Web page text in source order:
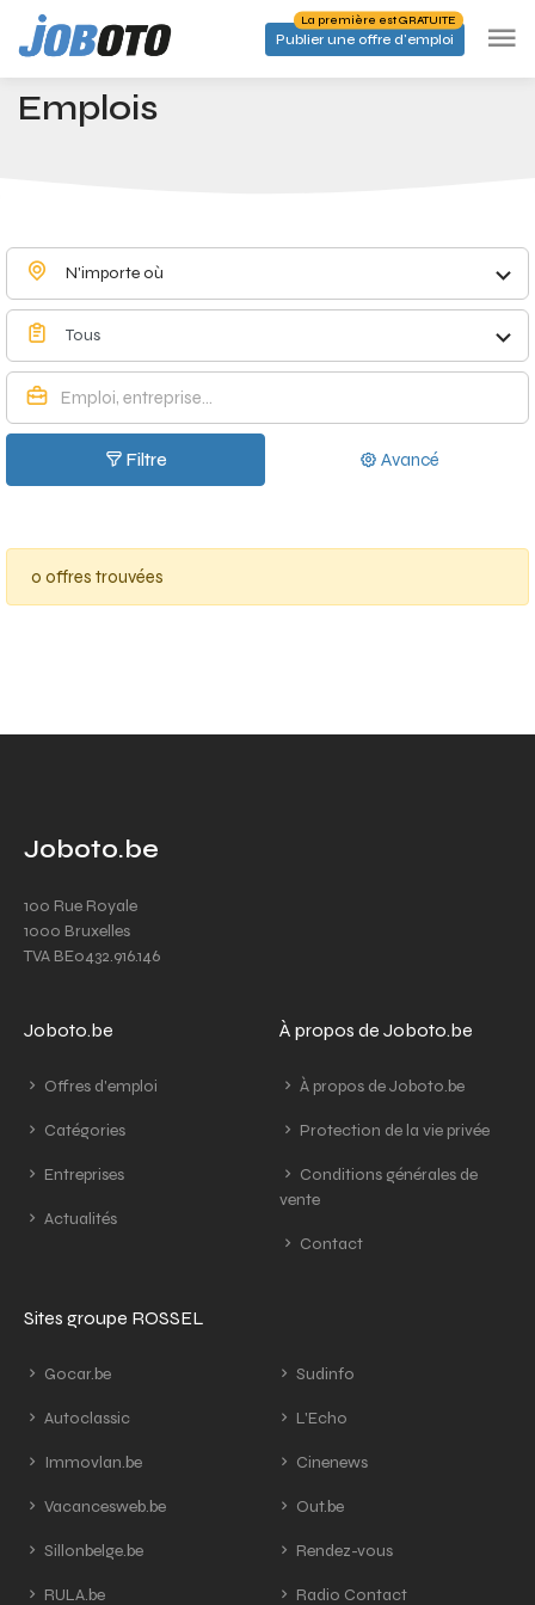
Skip to main content
Publier une offre d'emploi
La première est GRATUITE
Accueil Emplois à Meer - Joboto
Emplois
N'importe où
Tous
Filtre Avancé
0 offres trouvées
Joboto.be
100 Rue Royale
1000 Bruxelles
TVA BE0432.916.146
Joboto.be
Offres d'emploi
Catégories
Entreprises
Actualités
À propos de Joboto.be
À propos de Joboto.be
Protection de la vie privée
Conditions générales de
vente
Contact
Sites groupe ROSSEL
Gocar.be
Autoclassic
Immovlan.be
Vacancesweb.be
Sillonbelge.be
RULA.be
Sudinfo
L'Echo
Cinenews
Out.be
Rendez-vous
Radio Contact